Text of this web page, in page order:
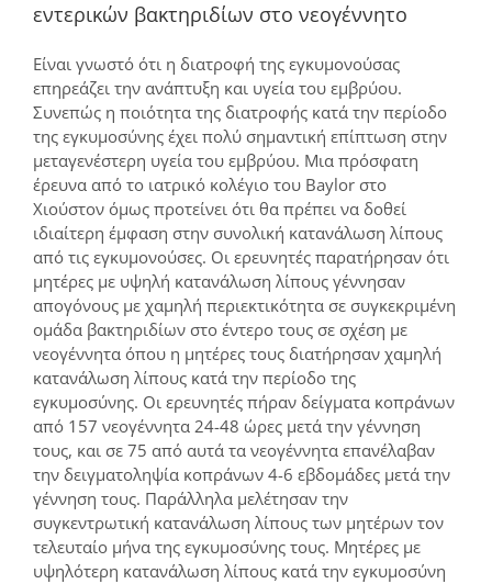
εντερικών βακτηριδίων στο νεογέννητο
Είναι γνωστό ότι η διατροφή της εγκυμονούσας
επηρεάζει την ανάπτυξη και υγεία του εμβρύου.
Συνεπώς η ποιότητα της διατροφής κατά την περίοδο
της εγκυμοσύνης έχει πολύ σημαντική επίπτωση στην
μεταγενέστερη υγεία του εμβρύου. Μια πρόσφατη
έρευνα από το ιατρικό κολέγιο του Baylor στο
Χιούστον όμως προτείνει ότι θα πρέπει να δοθεί
ιδιαίτερη έμφαση στην συνολική κατανάλωση λίπους
από τις εγκυμονούσες. Οι ερευνητές παρατήρησαν ότι
μητέρες με υψηλή κατανάλωση λίπους γέννησαν
απογόνους με χαμηλή περιεκτικότητα σε συγκεκριμένη
ομάδα βακτηριδίων στο έντερο τους σε σχέση με
νεογέννητα όπου η μητέρες τους διατήρησαν χαμηλή
κατανάλωση λίπους κατά την περίοδο της
εγκυμοσύνης. Οι ερευνητές πήραν δείγματα κοπράνων
από 157 νεογέννητα 24-48 ώρες μετά την γέννηση
τους, και σε 75 από αυτά τα νεογέννητα επανέλαβαν
την δειγματοληψία κοπράνων 4-6 εβδομάδες μετά την
γέννηση τους. Παράλληλα μελέτησαν την
συγκεντρωτική κατανάλωση λίπους των μητέρων τον
τελευταίο μήνα της εγκυμοσύνης τους. Μητέρες με
υψηλότερη κατανάλωση λίπους κατά την εγκυμοσύνη